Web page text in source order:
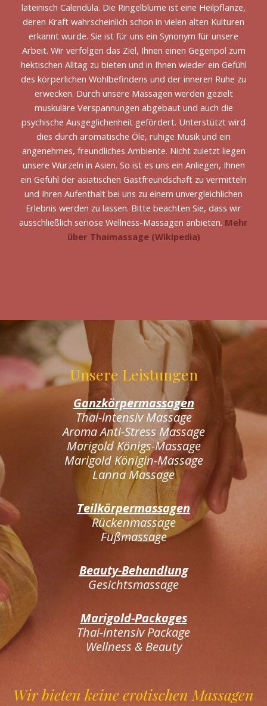
lateinisch Calendula. Die Ringelblume ist eine Heilpflanze,
deren Kraft wahrscheinlich schon in vielen alten Kulturen
erkannt wurde. Sie ist für uns ein Synonym für unsere
Arbeit. Wir verfolgen das Ziel, Ihnen einen Gegenpol zum
hektischen Alltag zu bieten und in Ihnen wieder ein Gefühl
des körperlichen Wohlbefindens und der inneren Ruhe zu
erwecken. Durch unsere Massagen werden gezielt
muskuläre Verspannungen abgebaut und auch die
psychische Ausgeglichenheit gefördert. Unterstützt wird
dies durch aromatische Öle, ruhige Musik und ein
angenehmes, freundliches Ambiente. Nicht zuletzt liegen
unsere Wurzeln in Asien. So ist es uns ein Anliegen, Ihnen
ein Gefühl der asiatischen Gastfreundschaft zu vermitteln
und Ihren Aufenthalt bei uns zu einem unvergleichlichen
Erlebnis werden zu lassen. Bitte beachten Sie, dass wir
ausschließlich seriöse Wellness-Massagen anbieten. Mehr
über Thaimassage (Wikipedia)
Unsere Leistungen
Ganzkörpermassagen
Thai-intensiv Massage
Aroma Anti-Stress Massage
Marigold Königs-Massage
Marigold Königin-Massage
Lanna Massage
Teilkörpermassagen
Rückenmassage
Fußmassage
Beauty-Behandlung
Gesichtsmassage
Marigold-Packages
Thai-intensiv Package
Wellness & Beauty
Wir bieten keine erotischen Massagen